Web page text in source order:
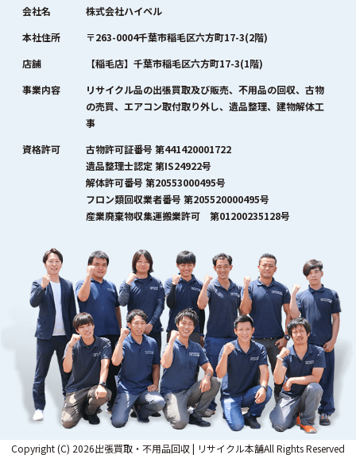
会社名
株式会社ハイペル
本社住所
〒263-0004千葉市稲毛区六方町17-3(2階)
店舗
【稲毛店】千葉市稲毛区六方町17-3(1階)
事業内容
リサイクル品の出張買取及び販売、不用品の回収、古物
の売買、エアコン取付取り外し、遺品整理、建物解体工
事
資格許可
古物許可証番号 第441420001722
遺品整理士認定 第IS24922号
解体許可番号 第20553000495号
フロン類回収業者番号 第205520000495号
産業廃棄物収集運搬業許可 第01200235128号
Copyright (C) 2026出張買取・不用品回収 | リサイクル本舗All Rights Reserved